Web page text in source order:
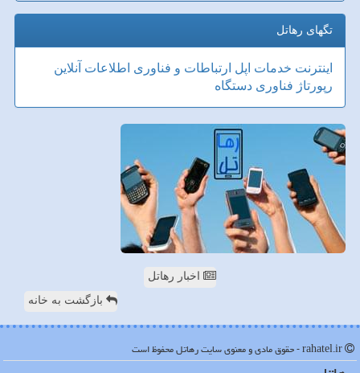
تگهای رهاتل
اینترنت خدمات اپل ارتباطات و فناوری اطلاعات آنلاین
رپورتاژ فناوری دستگاه
اخبار رهاتل
بازگشت به خانه